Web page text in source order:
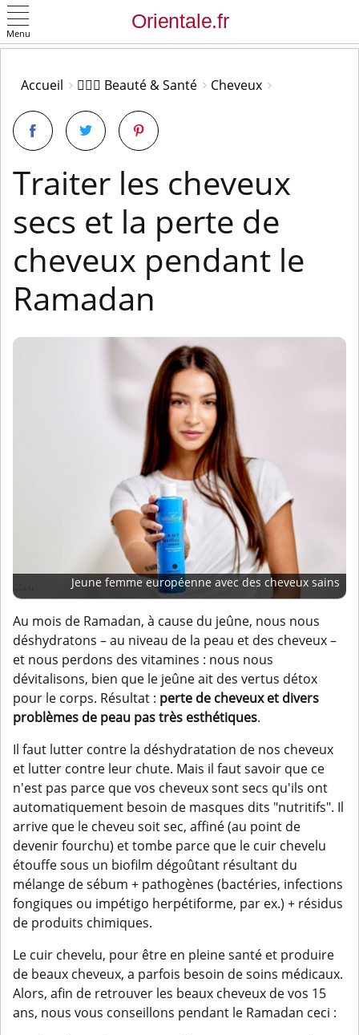
Menu
Accueil 👩🏻‍⚕️ Beauté & Santé Cheveux
Traiter les cheveux
secs et la perte de
cheveux pendant le
Ramadan
Jeune femme européenne avec des cheveux sains
Au mois de Ramadan, à cause du jeûne, nous nous
déshydratons – au niveau de la peau et des cheveux –
et nous perdons des vitamines : nous nous
dévitalisons, bien que le jeûne ait des vertus détox
pour le corps. Résultat : perte de cheveux et divers
problèmes de peau pas très esthétiques.
Il faut lutter contre la déshydratation de nos cheveux
et lutter contre leur chute. Mais il faut savoir que ce
n'est pas parce que vos cheveux sont secs qu'ils ont
automatiquement besoin de masques dits "nutritifs". Il
arrive que le cheveu soit sec, affiné (au point de
devenir fourchu) et tombe parce que le cuir chevelu
étouffe sous un biofilm dégoûtant résultant du
mélange de sébum + pathogènes (bactéries, infections
fongiques ou impétigo herpétiforme, par ex.) + résidus
de produits chimiques.
Le cuir chevelu, pour être en pleine santé et produire
de beaux cheveux, a parfois besoin de soins médicaux.
Alors, afin de retrouver les beaux cheveux de vos 15
ans, nous vous conseillons pendant le Ramadan ceci :